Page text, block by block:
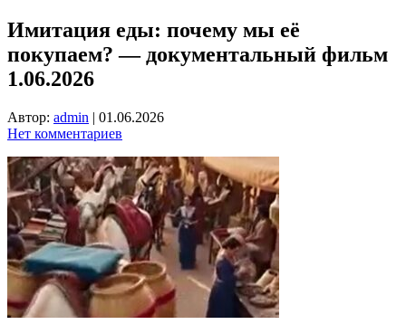
Имитация еды: почему мы её
покупаем? — документальный фильм
1.06.2026
Автор: admin | 01.06.2026
Нет комментариев